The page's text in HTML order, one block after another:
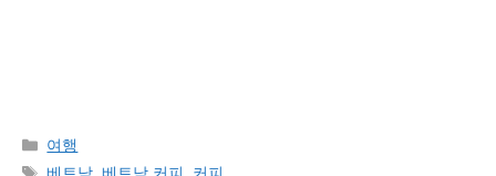
Categories
여행
Tags